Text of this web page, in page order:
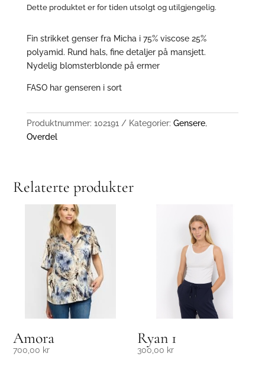
Dette produktet er for tiden utsolgt og utilgjengelig.
Fin strikket genser fra Micha i 75% viscose 25%
polyamid. Rund hals, fine detaljer på mansjett.
Nydelig blomsterblonde på ermer
FASO har genseren i sort
Produktnummer: 102191 Kategorier: Gensere,
Overdel
Relaterte produkter
Amora
700,00 kr
Ryan 1
300,00 kr